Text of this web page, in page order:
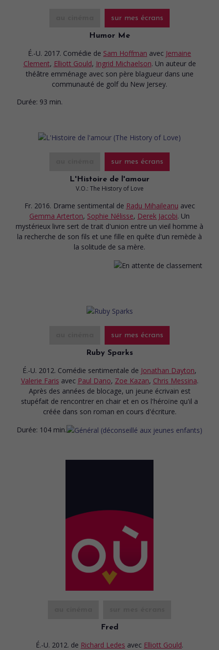
sur mes écrans
Humor Me
É.-U. 2017. Comédie de Sam Hoffman avec Jemaine
Clement, Elliott Gould, Ingrid Michaelson. Un auteur de
théâtre emménage avec son père blagueur dans une
communauté de golf du New Jersey.
Durée: 93 min.
sur mes écrans
L'Histoire de l'amour
V.O.: The History of Love
Fr. 2016. Drame sentimental de Radu Mihaileanu avec
Gemma Arterton, Sophie Nélisse, Derek Jacobi. Un
mystérieux livre sert de trait d'union entre un vieil homme à
la recherche de son fils et une fille en quête d'un remède à
la solitude de sa mère.
sur mes écrans
Ruby Sparks
É.-U. 2012. Comédie sentimentale de Jonathan Dayton,
Valerie Faris avec Paul Dano, Zoe Kazan, Chris Messina.
Après des années de blocage, un jeune écrivain est
stupéfait de rencontrer en chair et en os l'héroïne qu'il a
créée dans son roman en cours d'écriture.
Durée: 104 min.
Fred
É.-U. 2012. de Richard Ledes avec Elliott Gould.